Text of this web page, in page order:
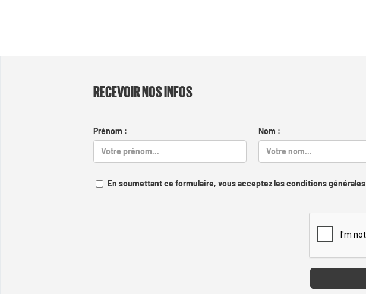
RECEVOIR NOS INFOS
Prénom : Nom :
En soumettant ce formulaire, vous acceptez les conditions générales